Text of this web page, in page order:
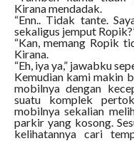
Kirana mendadak.
“Enn.. Tidak tante.
sekaligus jemput
“Kan, memang Ropik
Kirana.
“Eh, iya ya,” jawabku
Kemudian kami makin
mobilnya dengan
suatu komplek
mobilnya sekalian
parkir yang kosong.
kelihatannya cari